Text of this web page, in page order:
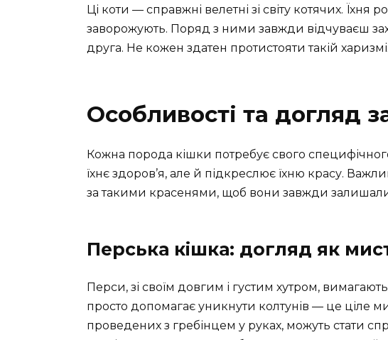
Ці коти — справжні велетні зі світу котячих. Їхня
заворожують. Поряд з ними завжди відчуваєш
друга. Не кожен здатен протистояти такій харизмі.
Особливості та догляд
Кожна порода кішки потребує свого
їхнє здоров’я, але й підкреслює їхню красу.
за такими красенями, щоб вони завжди
Перська кішка: догляд як
Перси, зі своїм довгим і густим хутром,
просто допомагає уникнути колтунів — це ціле
проведених з гребінцем у руках, можуть стати